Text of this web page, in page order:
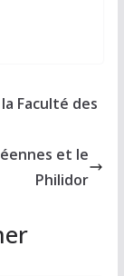
Faculté des
et le
Philidor